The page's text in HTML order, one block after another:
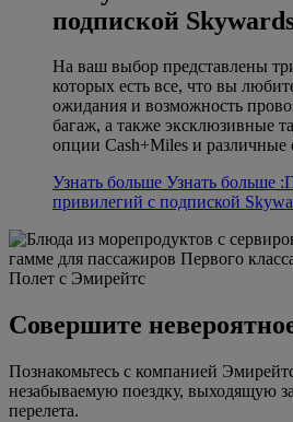
подпиской
На ваш выбор представлены
которых есть все, что вы
ожидания и возможность
багаж, а также эксклюзивные
опции Cash+Miles и различные
Узнать больше Узнать больше
привилегий с подпиской
Полет с Эмирейтс
Совершите
Познакомьтесь с компанией
незабываемую поездку, выходящую
перелета.